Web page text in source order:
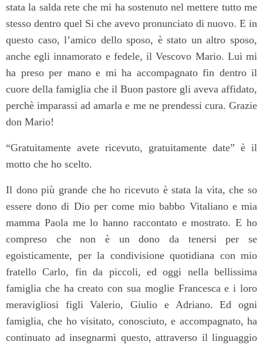
stata la salda rete che mi ha sostenuto nel mettere tutto me
stesso dentro quel Si che avevo pronunciato di nuovo. E in
questo caso, l’amico dello sposo, è stato un altro sposo,
anche egli innamorato e fedele, il Vescovo Mario. Lui mi
ha preso per mano e mi ha accompagnato fin dentro il
cuore della famiglia che il Buon pastore gli aveva affidato,
perchè imparassi ad amarla e me ne prendessi cura. Grazie
don Mario!
“Gratuitamente avete ricevuto, gratuitamente date” è il
motto che ho scelto.
Il dono più grande che ho ricevuto è stata la vita, che so
essere dono di Dio per come mio babbo Vitaliano e mia
mamma Paola me lo hanno raccontato e mostrato. E ho
compreso che non è un dono da tenersi per se
egoisticamente, per la condivisione quotidiana con mio
fratello Carlo, fin da piccoli, ed oggi nella bellissima
famiglia che ha creato con sua moglie Francesca e i loro
meravigliosi figli Valerio, Giulio e Adriano. Ed ogni
famiglia, che ho visitato, conosciuto, e accompagnato, ha
continuato ad insegnarmi questo, attraverso il linguaggio